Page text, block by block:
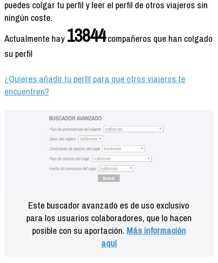
puedes colgar tu perfil y leer el perfil de otros viajeros sin
ningún coste.
Actualmente hay 13844compañeros que han colgado
su perfil
¿Quieres añadir tu perfil para que otros viajeros te
encuentren?
Este buscador avanzado es de uso exclusivo
para los usuarios colaboradores, que lo hacen
posible con su aportación. Más información
aquí